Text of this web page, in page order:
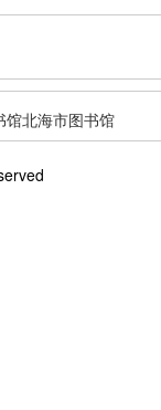
馆北海市图书馆